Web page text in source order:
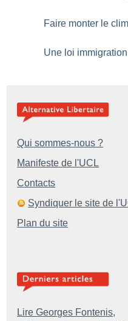
Faire monter le
Une loi
Qui sommes-nous ?
Manifeste de l'UCL
Contacts
Syndiquer le site de
Plan du site
Lire Georges Fontenis,